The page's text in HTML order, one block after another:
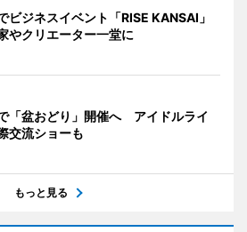
ビジネスイベント「RISE KANSAI」
やクリエーター一堂に
「盆おどり」開催へ アイドルライ
交流ショーも
もっと見る